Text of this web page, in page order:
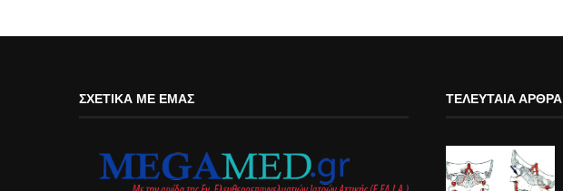
ΣΧΕΤΙΚΆ ΜΕ ΕΜΆΣ ΤΕΛΕΥΤΑΊΑ ΆΡΘΡΑ